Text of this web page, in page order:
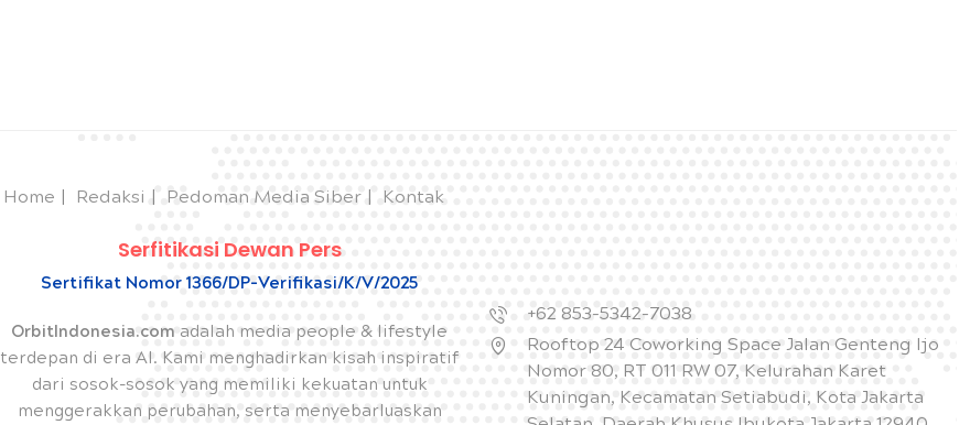
Home Redaksi Pedoman Media Siber Kontak
Serfitikasi Dewan Pers
Sertifikat Nomor 1366/DP-Verifikasi/K/V/2025
OrbitIndonesia.com adalah media people & lifestyle
terdepan di era AI. Kami menghadirkan kisah inspiratif
dari sosok-sosok yang memiliki kekuatan untuk
menggerakkan perubahan, serta menyebarluaskan
+62 853-5342-7038
Rooftop 24 Coworking Space Jalan Genteng Ijo
Nomor 80, RT 011 RW 07, Kelurahan Karet
Kuningan, Kecamatan Setiabudi, Kota Jakarta